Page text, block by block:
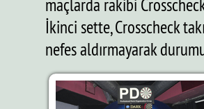
maçlarda rakibi
İkinci sette, Crosscheck
nefes aldırmayarak